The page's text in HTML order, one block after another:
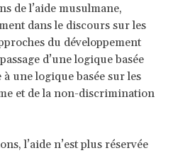
de l’aide musulmane,
dans le discours sur les
du développement
d’une logique basée
une logique basée sur les
et de la non-discrimination
l’aide n’est plus réservée